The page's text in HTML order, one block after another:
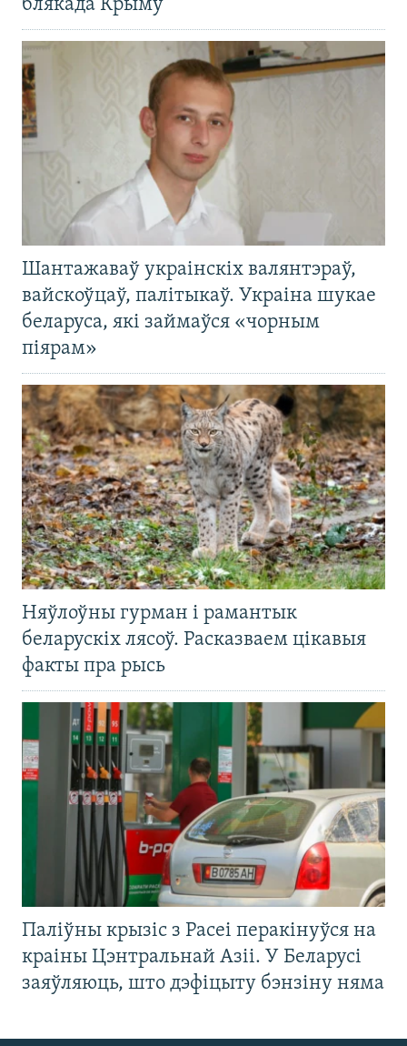
блякада Крыму
Шантажаваў украінскіх валянтэраў,
вайскоўцаў, палітыкаў. Украіна шукае
беларуса, які займаўся «чорным
піярам»
Няўлоўны гурман і рамантык
беларускіх лясоў. Расказваем цікавыя
факты пра рысь
Паліўны крызіс з Расеі перакінуўся на
краіны Цэнтральнай Азіі. У Беларусі
заяўляюць, што дэфіцыту бэнзіну няма